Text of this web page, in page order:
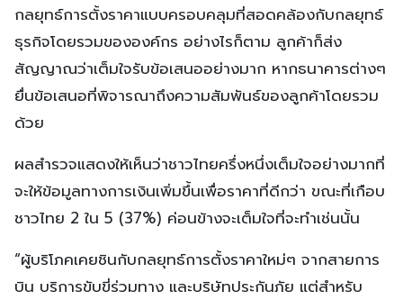
กลยุทธ์การตั้งราคาแบบครอบคลุมที่สอดคล้องกับกลยุทธ์
ธุรกิจโดยรวมขององค์กร อย่างไรก็ตาม ลูกค้าก็ส่ง
สัญญาณว่าเต็มใจรับข้อเสนออย่างมาก หากธนาคารต่างๆ
ยื่นข้อเสนอที่พิจารณาถึงความสัมพันธ์ของลูกค้าโดยรวม
ด้วย
ผลสำรวจแสดงให้เห็นว่าชาวไทยครึ่งหนึ่งเต็มใจอย่างมากที่
จะให้ข้อมูลทางการเงินเพิ่มขึ้นเพื่อราคาที่ดีกว่า ขณะที่เกือบ
ชาวไทย 2 ใน 5 (37%) ค่อนข้างจะเต็มใจที่จะทำเช่นนั้น
“ผู้บริโภคเคยชินกับกลยุทธ์การตั้งราคาใหม่ๆ จากสายการ
บิน บริการขับขี่ร่วมทาง และบริษัทประกันภัย แต่สำหรับ